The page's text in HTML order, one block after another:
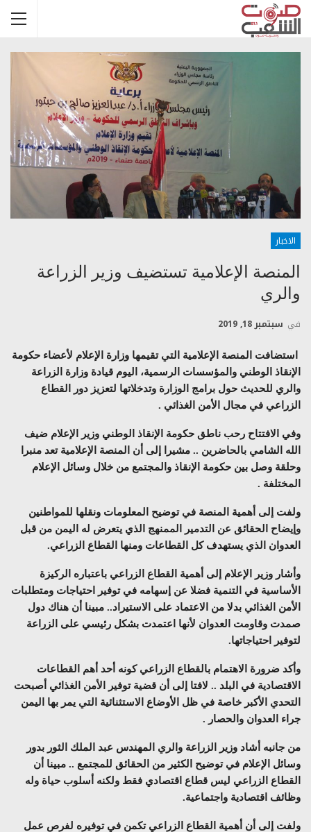
الاخبار
المنصة الإعلامية تستضيف وزير الزراعة
والري
في سبتمبر 18, 2019
استضافت المنصة الإعلامية التي تقيمها وزارة الإعلام لأعضاء حكومة
الإنقاذ الوطني والمؤسسات الرسمية، اليوم قيادة وزارة الزراعة
والري للحديث حول برامج الوزارة وتدخلاتها لتعزيز دور القطاع
الزراعي في مجال الأمن الغذائي .
وفي الافتتاح رحب ناطق حكومة الإنقاذ الوطني وزير الإعلام ضيف
الله الشامي بالحاضرين .. مشيرا إلى أن المنصة الإعلامية تعد منبرا
وحلقة وصل بين حكومة الإنقاذ والمجتمع من خلال وسائل الإعلام
المختلفة .
ولفت إلى أهمية المنصة في توضيح المعلومات ونقلها للمواطنين
وإيضاح الحقائق عن التدمير الممنهج الذي يتعرض له اليمن من قبل
العدوان الذي يستهدف كل القطاعات ومنها القطاع الزراعي.
وأشار وزير الإعلام إلى أهمية القطاع الزراعي باعتباره الركيزة
الأساسية في التنمية فضلا عن إسهامه في توفير احتياجات ومتطلبات
الأمن الغذائي بدلا من الاعتماد على الاستيراد.. مبينا أن هناك دول
صمدت وقاومت العدوان لأنها اعتمدت بشكل رئيسي على الزراعة
لتوفير احتياجاتها.
وأكد ضرورة الاهتمام بالقطاع الزراعي كونه أحد أهم القطاعات
الاقتصادية في البلد .. لافتا إلى أن قضية توفير الأمن الغذائي أصبحت
التحدي الأكبر خاصة في ظل الأوضاع الاستثنائية التي يمر بها اليمن
جراء العدوان والحصار .
من جانبه أشاد وزير الزراعة والري المهندس عبد الملك الثور بدور
وسائل الإعلام في توضيح الكثير من الحقائق للمجتمع .. مبينا أن
القطاع الزراعي ليس قطاع اقتصادي فقط ولكنه أسلوب حياة وله
وظائف اقتصادية واجتماعية.
ولفت إلى أن أهمية القطاع الزراعي تكمن في توفيره لفرص عمل